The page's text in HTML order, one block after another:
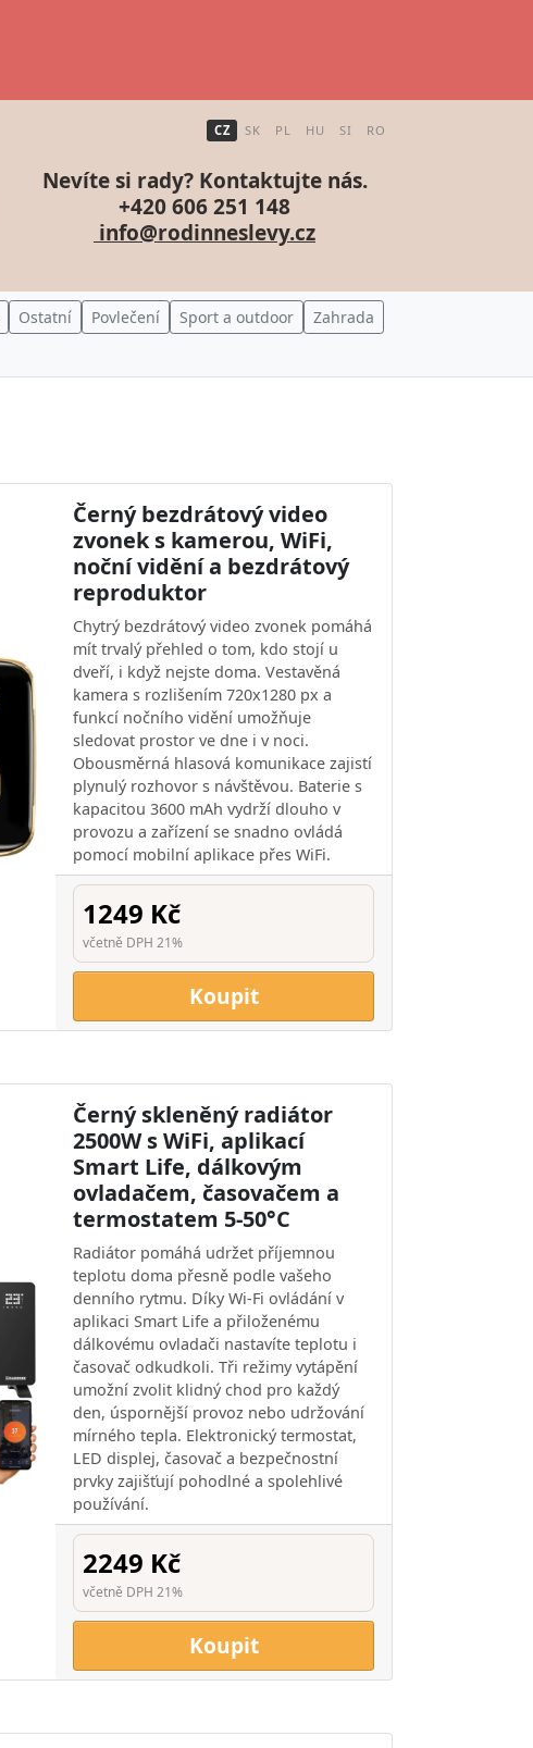
CZ SK PL HU SI RO
Nevíte si rady? Kontaktujte nás.
+420 606 251 148
info@rodinneslevy.cz
Ostatní Povlečení Sport a outdoor
Zahrada
Černý bezdrátový video
zvonek s kamerou, WiFi,
noční vidění a bezdrátový
reproduktor
Chytrý bezdrátový video zvonek pomáhá
mít trvalý přehled o tom, kdo stojí u
dveří, i když nejste doma. Vestavěná
kamera s rozlišením 720x1280 px a
funkcí nočního vidění umožňuje
sledovat prostor ve dne i v noci.
Obousměrná hlasová komunikace zajistí
plynulý rozhovor s návštěvou. Baterie s
kapacitou 3600 mAh vydrží dlouho v
provozu a zařízení se snadno ovládá
pomocí mobilní aplikace přes WiFi.
1249 Kč
včetně DPH 21%
Koupit
Černý skleněný radiátor
2500W s WiFi, aplikací
Smart Life, dálkovým
ovladačem, časovačem a
termostatem 5-50°C
Radiátor pomáhá udržet příjemnou
teplotu doma přesně podle vašeho
denního rytmu. Díky Wi-Fi ovládání v
aplikaci Smart Life a přiloženému
dálkovému ovladači nastavíte teplotu i
časovač odkudkoli. Tři režimy vytápění
umožní zvolit klidný chod pro každý
den, úspornější provoz nebo udržování
mírného tepla. Elektronický termostat,
LED displej, časovač a bezpečnostní
prvky zajišťují pohodlné a spolehlivé
používání.
2249 Kč
včetně DPH 21%
Koupit